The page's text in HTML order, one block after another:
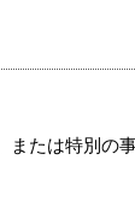
または特別の